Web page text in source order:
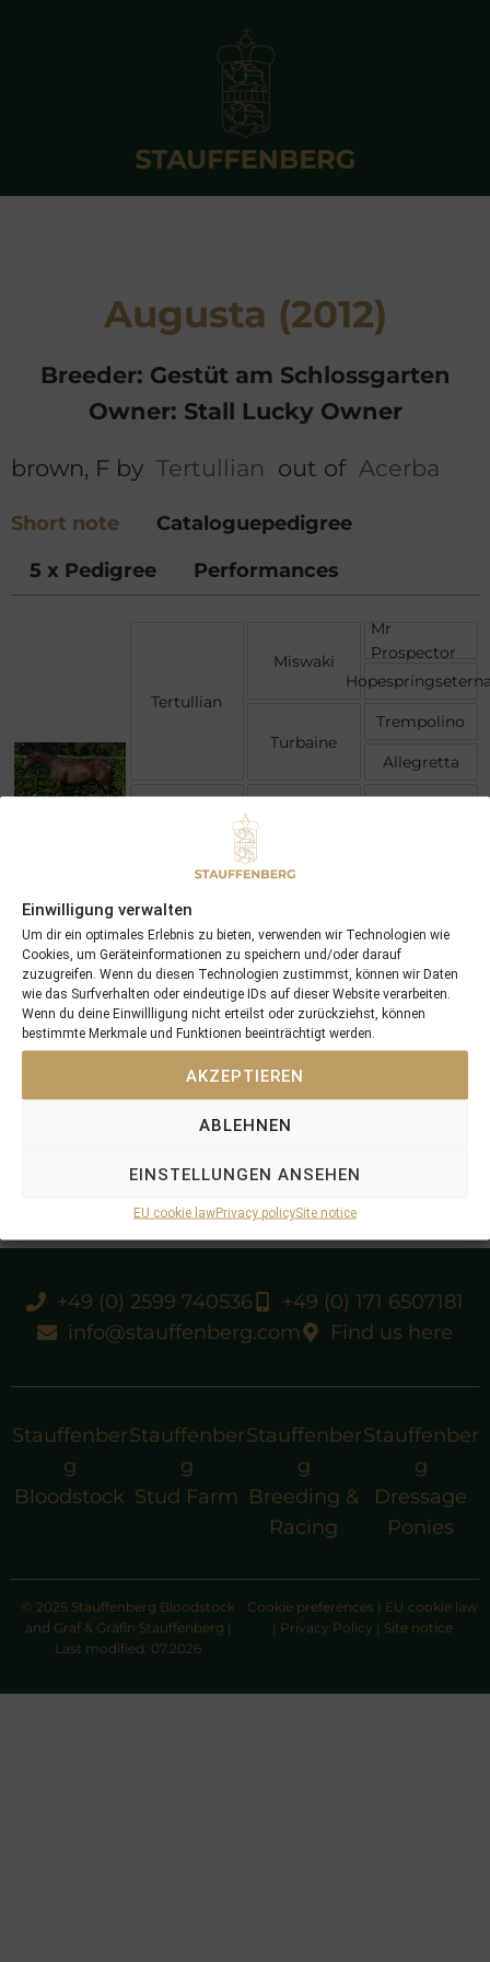
Einwilligung verwalten
Um dir ein optimales Erlebnis zu bieten, verwenden wir Technologien wie
Cookies, um Geräteinformationen zu speichern und/oder darauf
zuzugreifen. Wenn du diesen Technologien zustimmst, können wir Daten
wie das Surfverhalten oder eindeutige IDs auf dieser Website verarbeiten.
Wenn du deine Einwillligung nicht erteilst oder zurückziehst, können
bestimmte Merkmale und Funktionen beeinträchtigt werden.
AKZEPTIEREN
ABLEHNEN
EINSTELLUNGEN ANSEHEN
EU cookie lawPrivacy policySite notice
Augusta (2012)
Breeder: Gestüt am Schlossgarten
Owner: Stall Lucky Owner
brown, F by Tertullian out of Acerba
Short note
Cataloguepedigree
5 x Pedigree
Performances
Tertullian
Miswaki
Turbaine
Mr
Prospector
Trempolino
Allegretta
Konigsstuhl
Aragosta
in Training bei W Hickst/GER
sold by STAUFFENBERG BLOODSTOCK at the
+49 (0) 2599 740536
+49 (0) 171 6507181
info@stauffenberg.com
Find us here
Stauffenber
g
Bloodstock
Stauffenber
g
Stud Farm
Stauffenber
g
Breeding &
Racing
Stauffenber
g
Dressage
Ponies
© 2025 Stauffenberg Bloodstock
and Graf & Gräfin Stauffenberg |
Last modified: 07.2026
Cookie preferences | EU cookie law
| Privacy Policy | Site notice